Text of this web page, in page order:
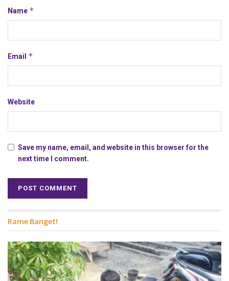
Name *
Email *
Website
Save my name, email, and website in this browser for the
next time I comment.
Rame Banget!